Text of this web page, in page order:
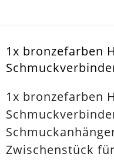
1x bronzefarben
1x bronzefarben
Zwischenstück